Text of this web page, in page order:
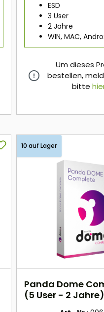
ESD
3 User
2 Jahre
WIN, MAC,
Um dieses
bestellen,
bitte
10 auf Lager
Panda Dome
(5 User - 2 Jahre)